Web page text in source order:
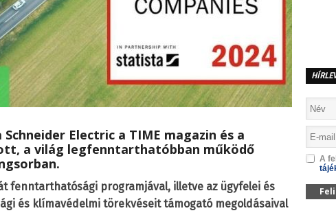
Electric a TIME magazin és a
a világ legfenntarthatóbban működő
fenntarthatósági programjával, illetve az ügyfelei és
és klímavédelmi törekvéseit támogató megoldásaival
A